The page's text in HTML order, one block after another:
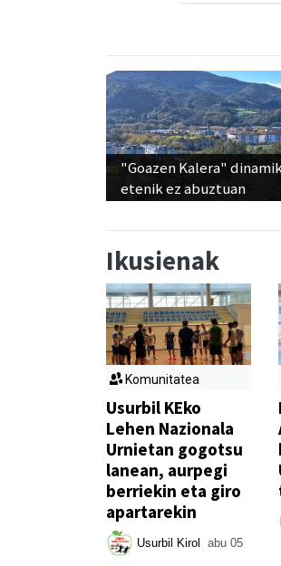
"Goazen Kalera"
etenik ez abuztuan
Ikusienak
Komunitatea
Usurbil KEko
Lehen Nazionala
Urnietan gogotsu
lanean, aurpegi
berriekin eta giro
apartarekin
Usurbil Kirol abu 05